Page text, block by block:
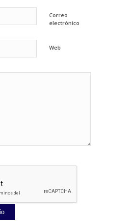
Correo
electrónico
Web